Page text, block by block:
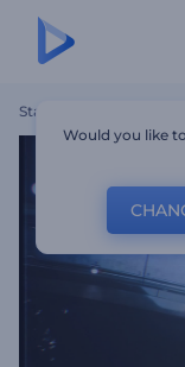
Startseite
Would you like